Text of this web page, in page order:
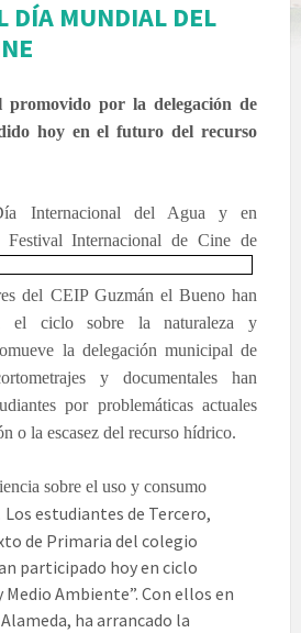
DÍA MUNDIAL DEL
promovido por la delegación de
hoy en el futuro del recurso
Internacional del Agua y en
Festival Internacional de Cine de
del CEIP Guzmán el Bueno han
el ciclo sobre la naturaleza y
la delegación municipal de
y documentales han
por problemáticas actuales
o la escasez del recurso hídrico.
sobre el uso y consumo
Los estudiantes de Tercero,
de Primaria del colegio
participado hoy en ciclo
Medio Ambiente”. Con ellos en
ha arrancado la